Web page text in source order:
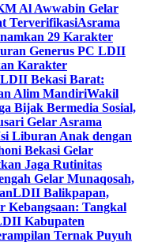
Al Awwabin Gelar
TerverifikasiAsrama
29 Karakter
Generus PC LDII
Karakter
Bekasi Barat:
Alim MandiriWakil
Bijak Bermedia Sosial,
Gelar Asrama
Liburan Anak dengan
Bekasi Gelar
Jaga Rutinitas
Gelar Munaqosah,
LDII Balikpapan,
Kebangsaan: Tangkal
Kabupaten
Ternak Puyuh